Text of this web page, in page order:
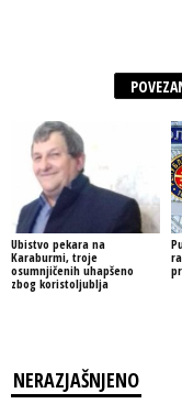
Ubistvo pekara na
Karaburmi, troje
osumnjičenih uhapšeno
zbog koristoljublja
NERAZJAŠNJENO